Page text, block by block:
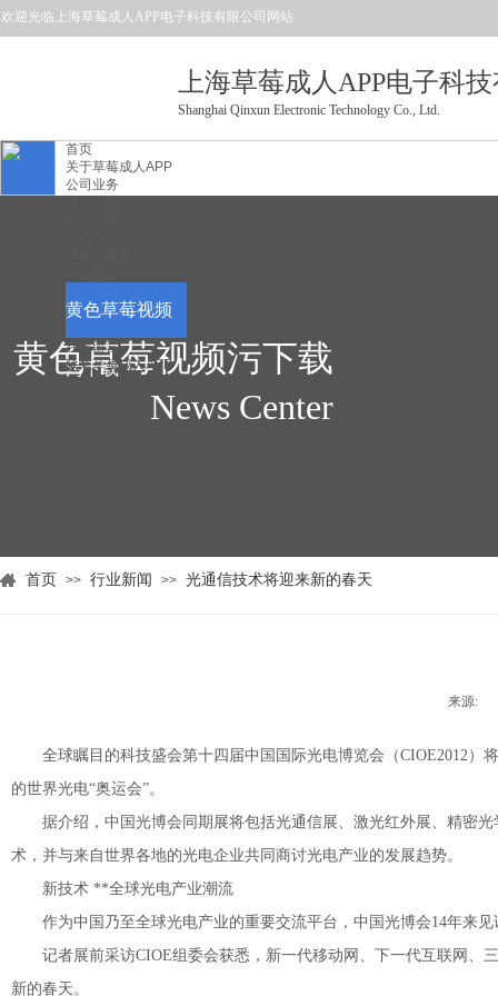
欢迎光临上海草莓成人APP电子科技有限公司 网站
上海草莓成人APP电子科
Shanghai Qinxun Electronic Technology Co., Ltd.
首页
关于草莓成人APP
公司业务
黄色草莓视频
污下载
在线留言
联系草莓成人APP
黄色草莓视频污下载
News Center
首页 >> 行业新闻 >> 光通信技术将迎来新的春天
来源:
全球瞩目的科技盛会第十四届中国国际光电博览会（CIOE2012）将
的世界光电“奥运会”。
据介绍，中国光博会同期展将包括光通信展、激光红外展、精密
术，并与来自世界各地的光电企业共同商讨光电产业的发展趋势。
新技术 **全球光电产业潮流
作为中国乃至全球光电产业的重要交流平台，中国光博会14年来见证
记者展前采访CIOE组委会获悉，新一代移动网、下一代互联网
新的春天。